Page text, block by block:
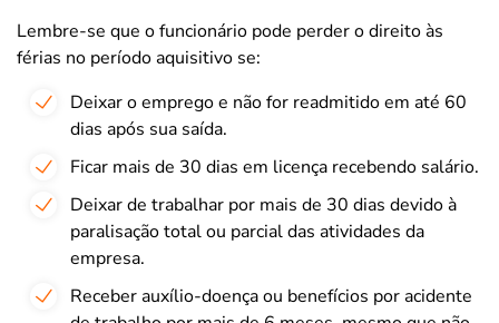
Lembre-se que o funcionário pode perder o direito às
férias no período aquisitivo se:
Deixar o emprego e não for readmitido em até 60
dias após sua saída.
Ficar mais de 30 dias em licença recebendo salário.
Deixar de trabalhar por mais de 30 dias devido à
paralisação total ou parcial das atividades da
empresa.
Receber auxílio-doença ou benefícios por acidente